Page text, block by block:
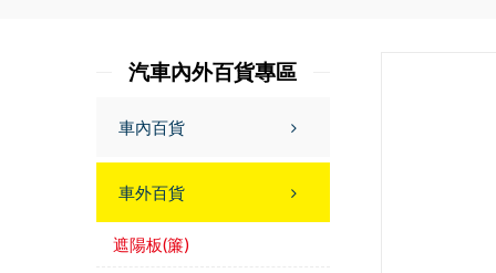
汽車內外百貨專區
車內百貨
車外百貨
遮陽板(簾)